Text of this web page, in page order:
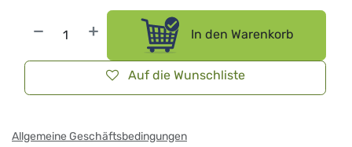
In den Warenkorb
Auf die Wunschliste
Allgemeine Geschäftsbedingungen